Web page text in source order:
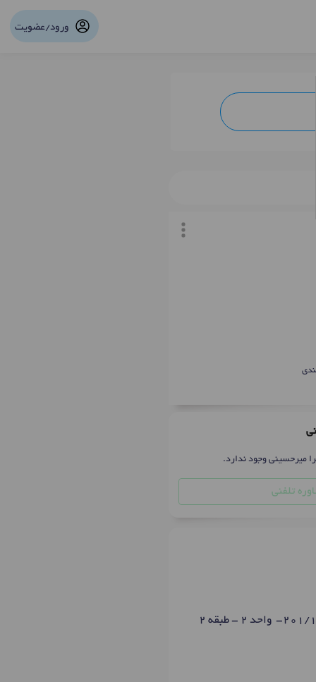
ورود/عضویت
میرحسینی وجود ندارد.
تلفنی